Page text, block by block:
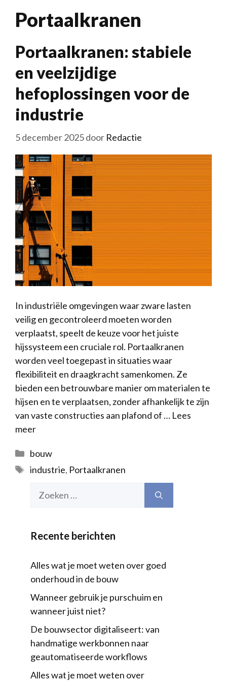
Portaalkranen
Portaalkranen: stabiele
en veelzijdige
hefoplossingen voor de
industrie
5 december 2025door Redactie
In industriële omgevingen waar zware lasten
veilig en gecontroleerd moeten worden
verplaatst, speelt de keuze voor het juiste
hijssysteem een cruciale rol. Portaalkranen
worden veel toegepast in situaties waar
flexibiliteit en draagkracht samenkomen. Ze
bieden een betrouwbare manier om materialen te
hijsen en te verplaatsen, zonder afhankelijk te zijn
van vaste constructies aan plafond of … Lees
meer
Categorieën
bouw
Tags
industrie, Portaalkranen
naar:
Recente berichten
Alles wat je moet weten over goed
onderhoud in de bouw
Wanneer gebruik je purschuim en
wanneer juist niet?
De bouwsector digitaliseert: van
handmatige werkbonnen naar
geautomatiseerde workflows
Alles wat je moet weten over